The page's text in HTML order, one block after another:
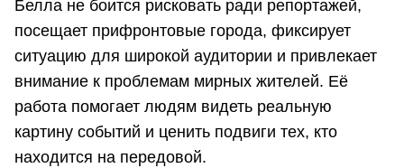
Белла не боится рисковать ради репортажей,
посещает прифронтовые города, фиксирует
ситуацию для широкой аудитории и привлекает
внимание к проблемам мирных жителей. Её
работа помогает людям видеть реальную
картину событий и ценить подвиги тех, кто
находится на передовой.